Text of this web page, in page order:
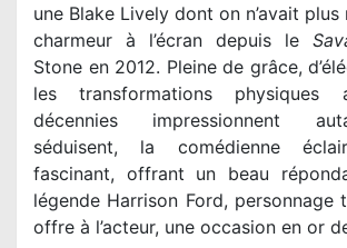
une Blake Lively dont on n’avait
charmeur à l’écran depuis le
Stone en 2012. Pleine de grâce,
les transformations
décennies impressionnent
séduisent, la comédienne
fascinant, offrant un beau
légende Harrison Ford, personnage
offre à l’acteur, une occasion en or